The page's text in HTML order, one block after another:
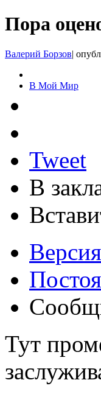
Пора
Валерий Борзов|
В Мой Мир
Tweet
В
Тут